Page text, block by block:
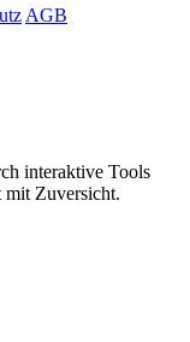
AGB
interaktive Tools
mit Zuversicht.